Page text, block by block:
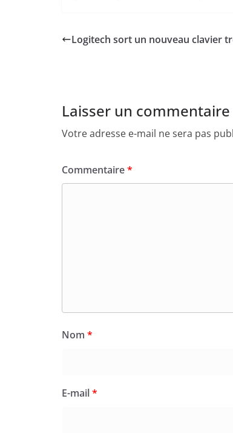
Logitech sort un nouveau clavier
Laisser un commentaire
Votre adresse e-mail ne sera pas
Commentaire*
Nom *
E-mail*